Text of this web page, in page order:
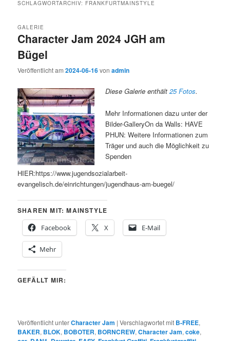
SCHLAGWORTARCHIV: FRANKFURTMAINSTYLE
Character Jam 2024 JGH am
Bügel
GALERIE
Veröffentlicht am2024-06-16vonadmin
Diese Galerie enthält25 Fotos.
Mehr Informationen dazu unter der
Bilder-GalleryOn da Walls: HAVE
PHUN: Weitere Informationen zum
Träger und auch die Möglichkeit zu
Spenden
HIER:https://www.jugendsozialarbeit-
evangelisch.de/einrichtungen/jugendhaus-am-buegel/
SHAREN MIT: MAINSTYLE
Facebook
X E-Mail
Mehr
GEFÄLLT MIR:
Veröffentlicht unterCharacter Jam |Verschlagwortet mit B-FREE,
BAKER, BLOK, BOBOTER, BORNCREW,Character Jam,coke,